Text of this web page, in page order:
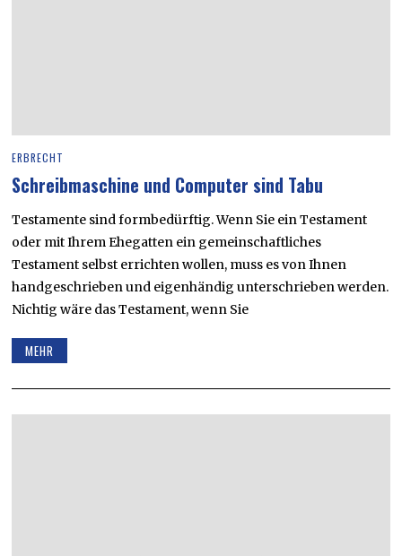
ERBRECHT
Schreibmaschine und Computer sind Tabu
Testamente sind formbedürftig. Wenn Sie ein Testament
oder mit Ihrem Ehegatten ein gemeinschaftliches
Testament selbst errichten wollen, muss es von Ihnen
handgeschrieben und eigenhändig unterschrieben werden.
Nichtig wäre das Testament, wenn Sie
MEHR